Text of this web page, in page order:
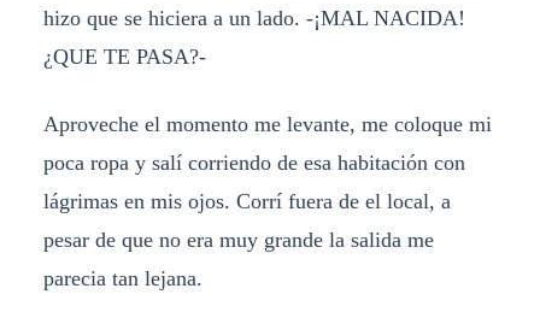
hizo que se hiciera a un lado. -¡MAL NACIDA!
¿QUE TE PASA?-
Aproveche el momento me levante, me coloque mi
poca ropa y salí corriendo de esa habitación con
lágrimas en mis ojos. Corrí fuera de el local, a
pesar de que no era muy grande la salida me
parecia tan lejana.